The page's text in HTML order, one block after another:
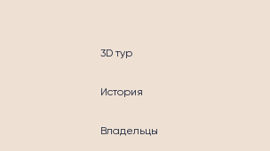
УСЛУГИ
3D тур
История
Владельцы